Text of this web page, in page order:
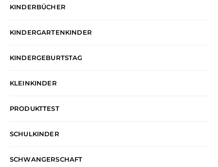
KINDERBÜCHER
KINDERGARTENKINDER
KINDERGEBURTSTAG
KLEINKINDER
PRODUKTTEST
SCHULKINDER
SCHWANGERSCHAFT